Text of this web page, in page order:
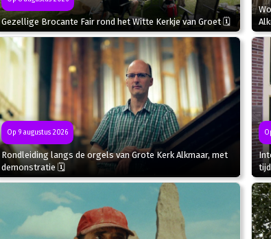
Gezellige Brocante Fair rond het Witte Kerkje van Groet 🗓
Op 9 augustus 2026
Rondleiding langs de orgels van Grote Kerk Alkmaar, met
demonstratie 🗓